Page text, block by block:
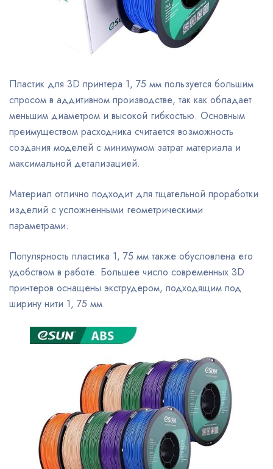
Пластик для 3D принтера 1, 75 мм пользуется большим
спросом в аддитивном производстве, так как обладает
меньшим диаметром и высокой гибкостью. Основным
преимуществом расходника считается возможность
создания моделей с минимумом затрат материала и
максимальной детализацией.
Материал отлично подходит для тщательной проработки
изделий с усложненными геометрическими
параметрами.
Популярность пластика 1, 75 мм также обусловлена его
удобством в работе. Большее число современных 3D
принтеров оснащены экструдером, подходящим под
ширину нити 1, 75 мм.